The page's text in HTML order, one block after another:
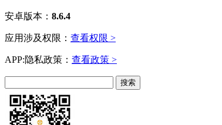
安卓版本： 8.6.4
应用涉及权限： 查看权限 >
APP:隐私政策： 查看政策 >